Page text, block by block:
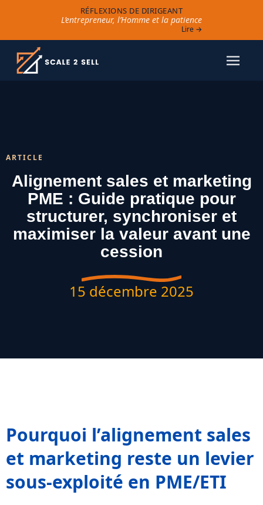
RÉFLEXIONS DE DIRIGEANT
L’entrepreneur, l’Homme et la patience
Lire →
ARTICLE
Alignement sales et marketing
PME : Guide pratique pour
structurer, synchroniser et
maximiser la valeur avant une
cession
15 décembre 2025
Pourquoi l’alignement sales
et marketing reste un levier
sous-exploité en PME/ETI